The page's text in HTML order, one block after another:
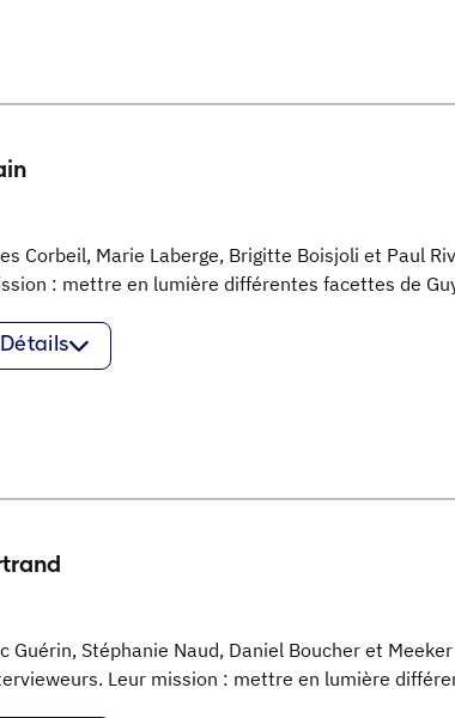
Corbeil, Marie Laberge, Brigitte Boisjoli et Paul
: mettre en lumière différentes facettes de
Détails
Guérin, Stéphanie Naud, Daniel Boucher et
Leur mission : mettre en lumière